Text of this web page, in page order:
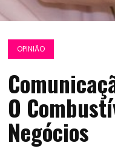
OPINIÃO
O
Negócios